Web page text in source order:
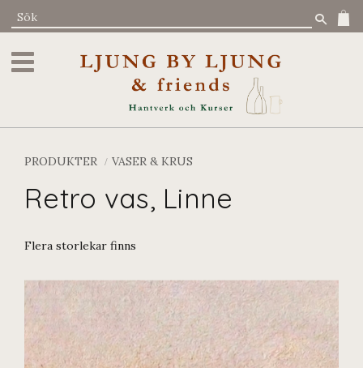
Meny
PRODUKTER VASER & KRUS
Retro vas, Linne
Flera storlekar finns